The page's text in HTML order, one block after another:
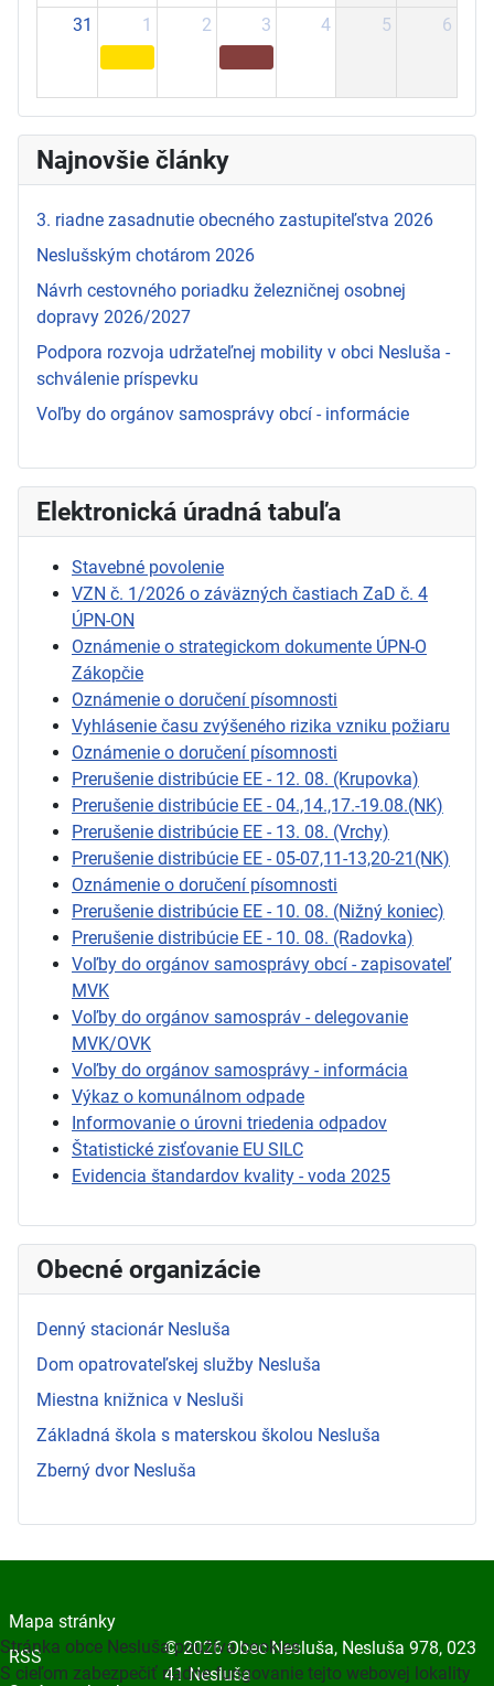
31 1 2 3 4 5 6
Najnovšie články
3. riadne zasadnutie obecného zastupiteľstva 2026
Neslušským chotárom 2026
Návrh cestovného poriadku železničnej osobnej
dopravy 2026/2027
Podpora rozvoja udržateľnej mobility v obci Nesluša -
schválenie príspevku
Voľby do orgánov samosprávy obcí - informácie
Elektronická úradná tabuľa
Stavebné povolenie
VZN č. 1/2026 o záväzných častiach ZaD č. 4
ÚPN-ON
Oznámenie o strategickom dokumente ÚPN-O
Zákopčie
Oznámenie o doručení písomnosti
Vyhlásenie času zvýšeného rizika vzniku požiaru
Oznámenie o doručení písomnosti
Prerušenie distribúcie EE - 12. 08. (Krupovka)
Prerušenie distribúcie EE - 04.,14.,17.-19.08.(NK)
Prerušenie distribúcie EE - 13. 08. (Vrchy)
Prerušenie distribúcie EE - 05-07,11-13,20-21(NK)
Oznámenie o doručení písomnosti
Prerušenie distribúcie EE - 10. 08. (Nižný koniec)
Prerušenie distribúcie EE - 10. 08. (Radovka)
Voľby do orgánov samosprávy obcí - zapisovateľ
MVK
Voľby do orgánov samospráv - delegovanie
MVK/OVK
Voľby do orgánov samosprávy - informácia
Výkaz o komunálnom odpade
Informovanie o úrovni triedenia odpadov
Štatistické zisťovanie EU SILC
Evidencia štandardov kvality - voda 2025
Obecné organizácie
Denný stacionár Nesluša
Dom opatrovateľskej služby Nesluša
Miestna knižnica v Nesluši
Základná škola s materskou školou Nesluša
Zberný dvor Nesluša
Mapa stránky
RSS
© 2026 Obec Nesluša, Nesluša 978, 023
41 Nesluša
Stránka obce Nesluša používa cookies
S cieľom zabezpečiť riadne fungovanie tejto webovej lokality